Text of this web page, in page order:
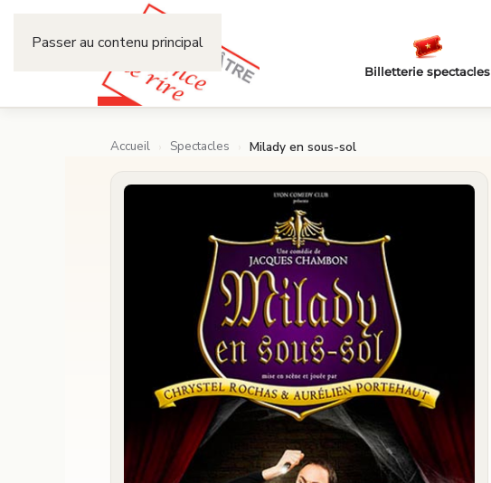
Passer au contenu principal
Billetterie spectacles
Accueil Spectacles Milady en sous-sol